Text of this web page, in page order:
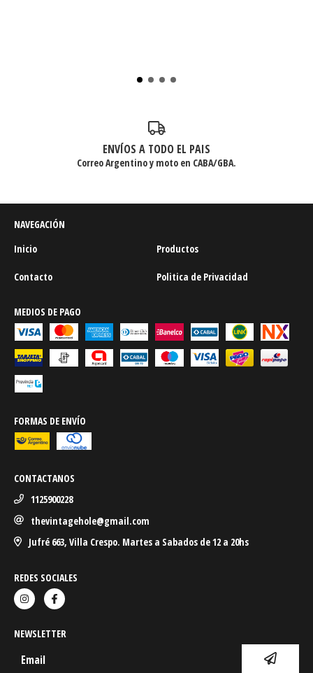
ENVÍOS A TODO EL PAIS
Correo Argentino y moto en CABA/GBA.
NAVEGACIÓN
Inicio
Productos
Contacto Politica de Privacidad
MEDIOS DE PAGO
FORMAS DE ENVÍO
CONTACTANOS
1125900228
thevintagehole@gmail.com
Jufré 663, Villa Crespo. Martes a Sabados de 12 a 20hs
REDES SOCIALES
NEWSLETTER